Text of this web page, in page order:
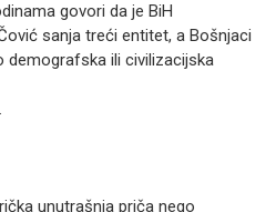
govori da je BiH
sanja treći entitet, a Bošnjaci
demografska ili civilizacijska
unutrašnja priča nego